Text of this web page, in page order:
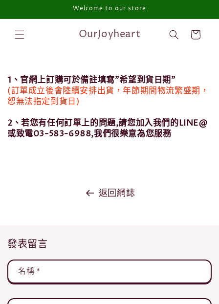
Welcome to our store
OurJoyheart
物
1、官網上訂購可於備註填寫"希望到貨日期"
(訂單成立後會陸續安排出貨，年節期間物流繁盛期，
恕無法指定到貨日)
2、若您有任何訂單上的問題,請您加入我們的LINE@
或致電03-583-6988,我們很樂意為您服務
返回網誌
發表留言
名稱 *